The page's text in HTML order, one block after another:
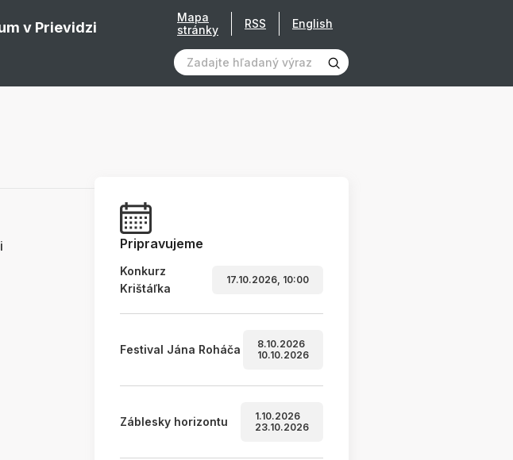
v Prievidzi
Mapa
stránky
RSS English
Pripravujeme
Konkurz
Krištáľka
17.10.2026, 10:00
Festival Jána Roháča
8.10.2026
10.10.2026
Záblesky horizontu
1.10.2026
23.10.2026